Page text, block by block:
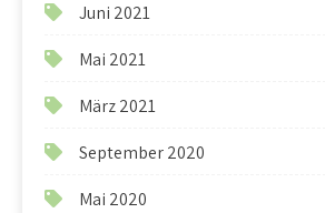
Juni 2021
Mai 2021
März 2021
September 2020
Mai 2020